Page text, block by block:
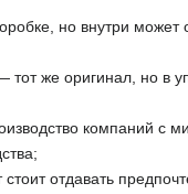
но внутри
же оригинал, но в
компаний с
отдавать